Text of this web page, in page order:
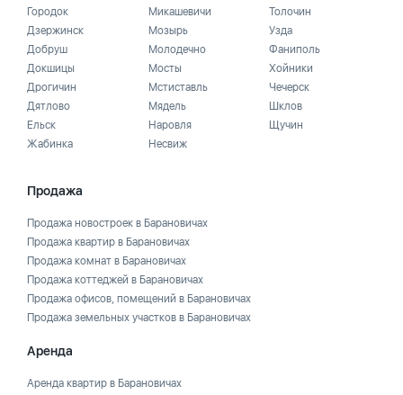
Городок
Дзержинск
Добруш
Докшицы
Дрогичин
Дятлово
Ельск
Жабинка
Микашевичи
Мозырь
Молодечно
Мосты
Мстиставль
Мядель
Наровля
Несвиж
Толочин
Узда
Фаниполь
Хойники
Чечерск
Шклов
Щучин
Продажа
Продажа новостроек в Барановичах
Продажа квартир в Барановичах
Продажа комнат в Барановичах
Продажа коттеджей в Барановичах
Продажа офисов, помещений в Барановичах
Продажа земельных участков в Барановичах
Аренда
Аренда квартир в Барановичах